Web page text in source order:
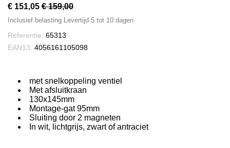
€ 151,05 € 159,00
Inclusief belasting Levertijd 5 tot 10 dagen
Referentie: 65313
EAN13: 4056161105098
met snelkoppeling ventiel
Met afsluitkraan
130x145mm
Montage-gat 95mm
Sluiting door 2 magneten
In wit, lichtgrijs, zwart of antraciet